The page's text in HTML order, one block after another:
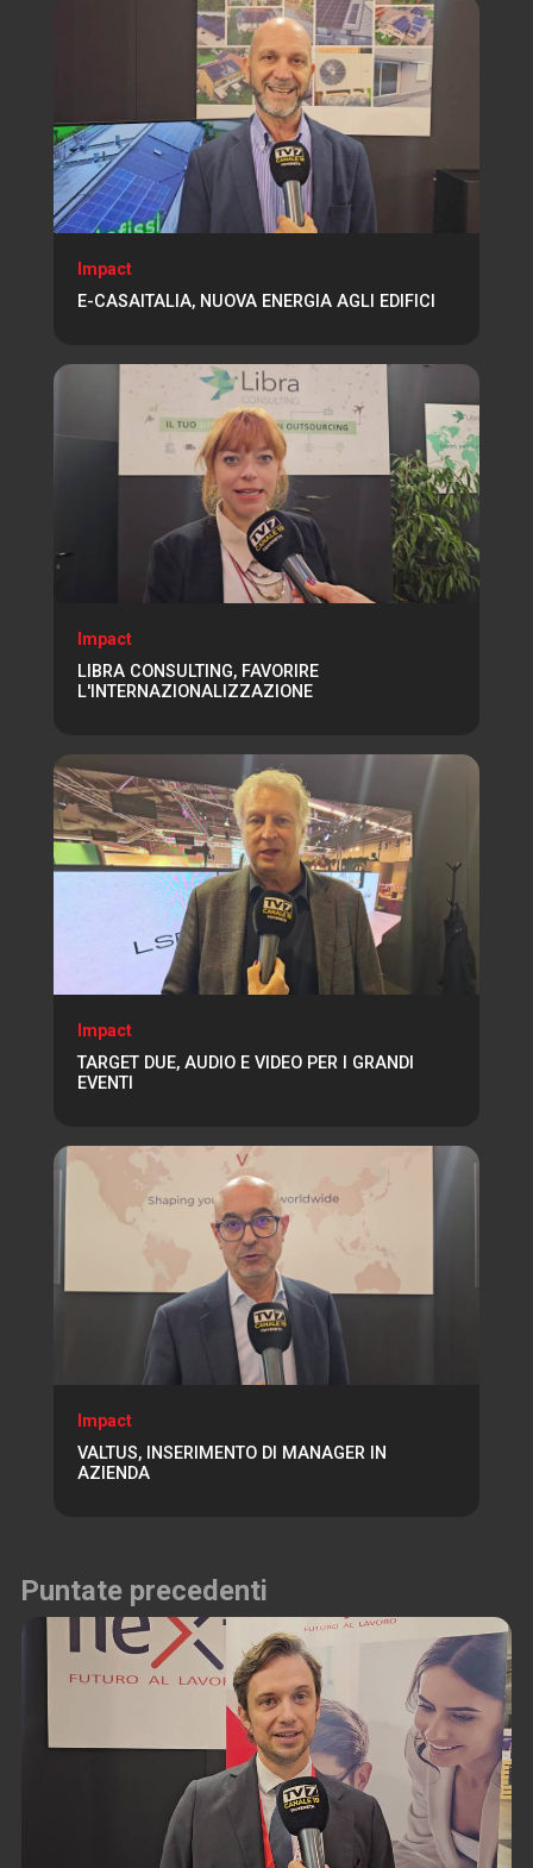
Impact
E-CASAITALIA, NUOVA ENERGIA AGLI EDIFICI
Impact
LIBRA CONSULTING, FAVORIRE
L'INTERNAZIONALIZZAZIONE
Impact
TARGET DUE, AUDIO E VIDEO PER I GRANDI
EVENTI
Impact
VALTUS, INSERIMENTO DI MANAGER IN
AZIENDA
Puntate precedenti